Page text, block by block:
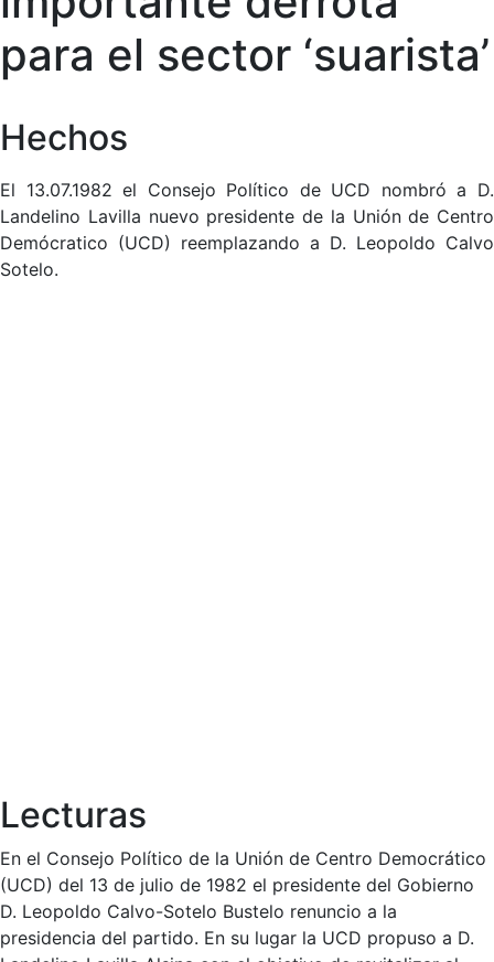
para el sector ‘suarista’
Hechos
El 13.07.1982 el Consejo Político de UCD nombró a D.
Landelino Lavilla nuevo presidente de la Unión de Centro
Demócratico (UCD) reemplazando a D. Leopoldo Calvo
Sotelo.
Lecturas
En el Consejo Político de la Unión de Centro Democrático
(UCD) del 13 de julio de 1982 el presidente del Gobierno
D. Leopoldo Calvo-Sotelo Bustelo renuncio a la
presidencia del partido. En su lugar la UCD propuso a D.